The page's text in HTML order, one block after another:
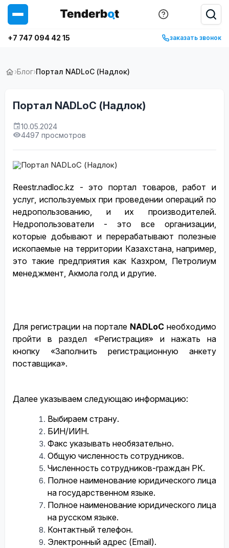
+7 747 094 42 15 заказать звонок
›Блог›Портал NADLoC (Надлок)
Портал NADLoC (Надлок)
10.05.2024
4497 просмотров
Reestr.nadloc.kz - это портал товаров, работ и
услуг, используемых при проведении операций по
недропользованию, и их производителей.
Недропользователи - это все организации,
которые добывают и перерабатывают полезные
ископаемые на территории Казахстана, например,
это такие предприятия как Казхром, Петролиум
менеджмент, Акмола голд и другие.
Для регистрации на портале NADLoC необходимо
пройти в раздел «Регистрация» и нажать на
кнопку «Заполнить регистрационную анкету
поставщика».
Далее указываем следующаю информацию:
Выбираем страну.
БИН/ИИН.
Факс указывать необязательно.
Общую численность сотрудников.
Численность сотрудников-граждан РК.
Полное наименование юридического лица
на государственном языке.
Полное наименование юридического лица
на русском языке.
Контактный телефон.
Электронный адрес (Email).